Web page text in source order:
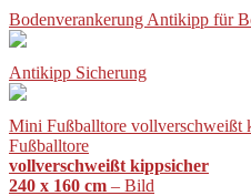
Bodenverankerung Antikipp für
Antikipp Sicherung
Mini Fußballtore vollverschweißt
Fußballtore
vollverschweißt kippsicher
240 x 160 cm – Bild